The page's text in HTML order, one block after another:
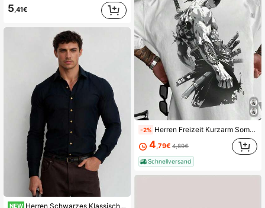
5,41€
NEW Herren Schwarzes Klassisches Baumwollhemd mit Bügelfreier Passform, Langarm, Knopfleiste, für Business oder Lässig
-2% Herren Freizeit Kurzarm Sommer T-Shirt, Samurai-Schwert-Print, atmungsaktiv, reguläre Passform, Rundhalsausschnitt
4,79€ 4,89€
Schnellversand